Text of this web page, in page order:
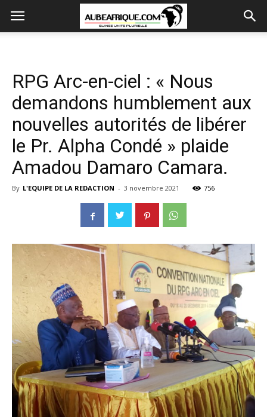
RPG Arc-en-ciel : « Nous
demandons humblement aux
nouvelles autorités de libérer
le Pr. Alpha Condé » plaide
Amadou Damaro Camara.
By L'EQUIPE DE LA REDACTION - 3 novembre 2021 756